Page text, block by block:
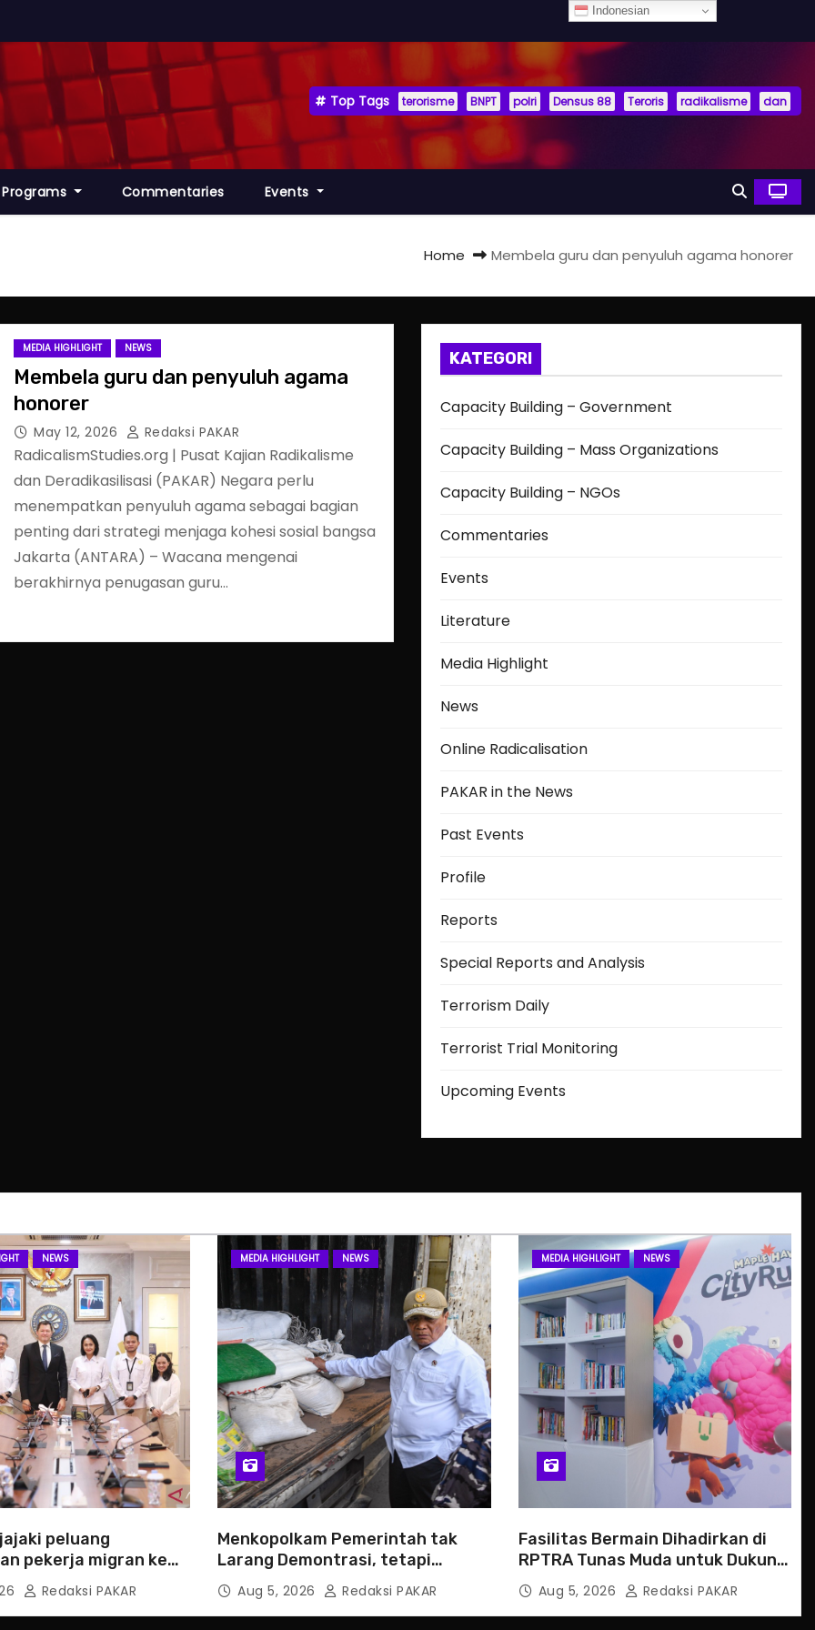
Top Tags terorisme BNPT polri Densus 88 Teroris radikalisme dan
Programs Commentaries Events
Home Membela guru dan penyuluh agama honorer
MEDIA HIGHLIGHT NEWS
Membela guru dan penyuluh agama
honorer
May 12, 2026 Redaksi PAKAR
RadicalismStudies.org | Pusat Kajian Radikalisme
dan Deradikasilisasi (PAKAR) Negara perlu
menempatkan penyuluh agama sebagai bagian
penting dari strategi menjaga kohesi sosial bangsa
Jakarta (ANTARA) – Wacana mengenai
berakhirnya penugasan guru…
KATEGORI
Capacity Building – Government
Capacity Building – Mass Organizations
Capacity Building – NGOs
Commentaries
Events
Literature
Media Highlight
News
Online Radicalisation
PAKAR in the News
Past Events
Profile
Reports
Special Reports and Analysis
Terrorism Daily
Terrorist Trial Monitoring
Upcoming Events
NEWS
peluang
pekerja migran ke
Redaksi PAKAR
MEDIA HIGHLIGHT NEWS
Menkopolkam Pemerintah tak
Larang Demontrasi, tetapi
Anarkistis
Aug 5, 2026 Redaksi PAKAR
MEDIA HIGHLIGHT NEWS
Fasilitas Bermain Dihadirkan di
RPTRA Tunas Muda untuk Dukung
PP TUNAS
Aug 5, 2026 Redaksi PAKAR
Indonesian